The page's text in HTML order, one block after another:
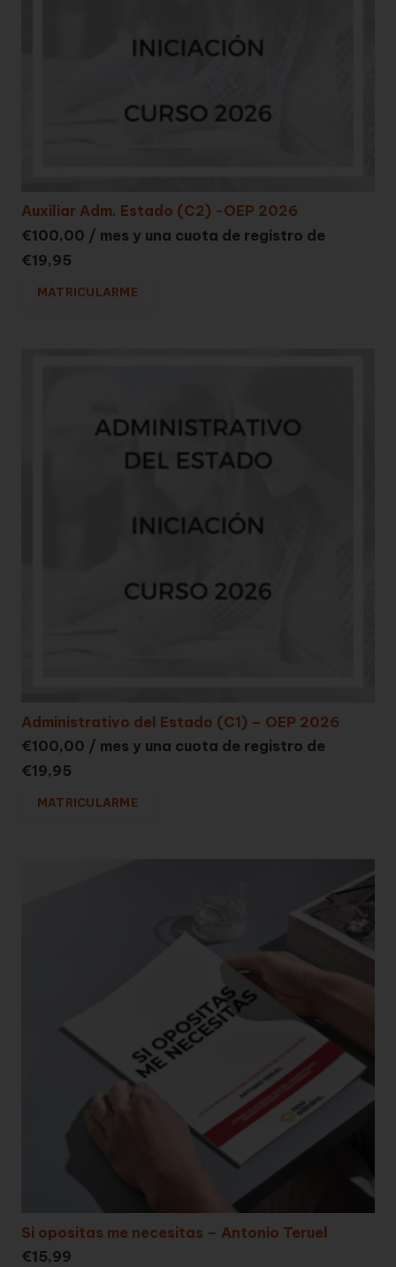
Auxiliar Adm. Estado (C2) -OEP 2026
€100,00 / mes y una cuota de registro de
€19,95
MATRICULARME
Administrativo del Estado (C1) – OEP 2026
€100,00 / mes y una cuota de registro de
€19,95
MATRICULARME
Si opositas me necesitas – Antonio Teruel
€15,99